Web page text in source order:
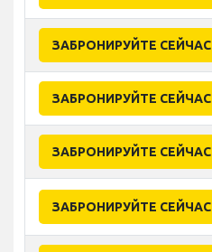
ЗАБРОНИРУЙТЕ СЕЙЧАС
ЗАБРОНИРУЙТЕ СЕЙЧАС
ЗАБРОНИРУЙТЕ СЕЙЧАС
ЗАБРОНИРУЙТЕ СЕЙЧАС